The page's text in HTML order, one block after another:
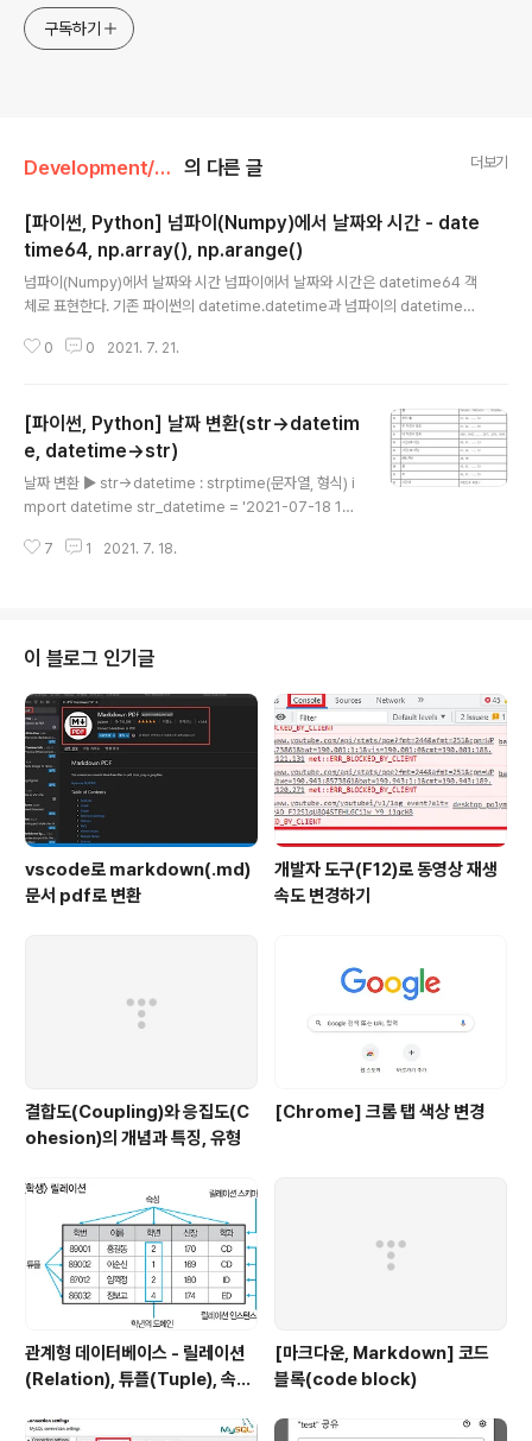
구독하기
Development/Python & Django 의 다른 글 더보기
[파이썬, Python] 넘파이(Numpy)에서 날짜와 시간 - date
time64, np.array(), np.arange()
넘파이(Numpy)에서 날짜와 시간 넘파이에서 날짜와 시간은 datetime64 객
체로 표현한다. 기존 파이썬의 datetime.datetime과 넘파이의 datetime6
6)단위까지 관리하며, 넘파이의 datetime64는 아토초(10-18)단위까지 관리
np np.datetime64('2021-12-21') * 문자열의 형식은 위와 같이 꼭 써줘야
한다. np.datetime64('2021 12 21') 혹은 np.datetime64('2021.12.2
1'..
0 0 2021. 7. 21.
[파이썬, Python] 날짜 변환(str→datetim
e, datetime→str)
날짜 변환 ▶ str→datetime : strptime(문자열, 형식) i
mport datetime str_datetime = '2021-07-18 12:
etime = datetime.datetime.strptime(datetime_st
strftime(datetime형 변수, 형식) import datetime dt
_datetime = datetime.datetime.now() //문자열로
변환 format = '%Y-%m-%d' st..
7 1 2021. 7. 18.
이 블로그 인기글
vscode로 markdown(.md)
문서 pdf로 변환
개발자 도구(F12)로 동영상 재생
속도 변경하기
결합도(Coupling)와 응집도(C
ohesion)의 개념과 특징, 유형
[Chrome] 크롬 탭 색상 변경
관계형 데이터베이스 - 릴레이션
(Relation), 튜플(Tuple), 속성
[마크다운, Markdown] 코드
블록(code block)